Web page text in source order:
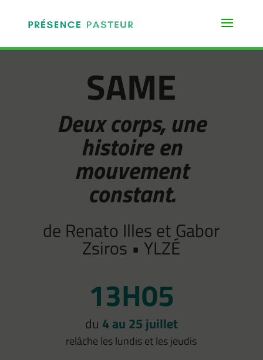
SAME
Deux corps, une
histoire en
mouvement
constant.
de Renato Illes et Gabor
Zsiros • YLZÉ
13H05
du 4 au 25 juillet
relâche les lundis et les jeudis